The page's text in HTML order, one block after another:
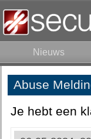
Nieuws
Abuse
Je hebt een